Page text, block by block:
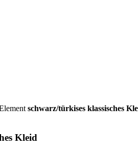
schwarz/türkises klassisches
Kleid